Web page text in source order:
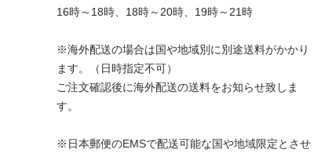
16時～18時、18時～20時、19時～21時
※海外配送の場合は国や地域別に別途送料がかかり
ます。（日時指定不可）
ご注文確認後に海外配送の送料をお知らせ致しま
す。
※日本郵便のEMSで配送可能な国や地域限定とさせ